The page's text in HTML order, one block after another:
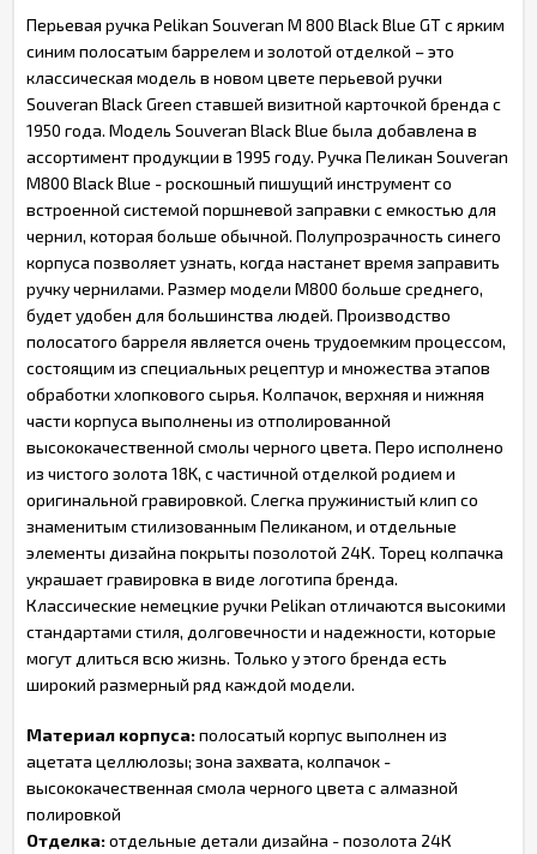
Перьевая ручка Pelikan Souveran M 800 Black Blue GT с ярким
синим полосатым баррелем и золотой отделкой – это
классическая модель в новом цвете перьевой ручки
Souveran Black Green ставшей визитной карточкой бренда с
1950 года. Модель Souveran Black Blue была добавлена в
ассортимент продукции в 1995 году. Ручка Пеликан Souveran
M800 Black Blue - роскошный пишущий инструмент со
встроенной системой поршневой заправки с емкостью для
чернил, которая больше обычной. Полупрозрачность синего
корпуса позволяет узнать, когда настанет время заправить
ручку чернилами. Размер модели M800 больше среднего,
будет удобен для большинства людей. Производство
полосатого барреля является очень трудоемким процессом,
состоящим из специальных рецептур и множества этапов
обработки хлопкового сырья. Колпачок, верхняя и нижняя
части корпуса выполнены из отполированной
высококачественной смолы черного цвета. Перо исполнено
из чистого золота 18K, с частичной отделкой родием и
оригинальной гравировкой. Слегка пружинистый клип со
знаменитым стилизованным Пеликаном, и отдельные
элементы дизайна покрыты позолотой 24К. Торец колпачка
украшает гравировка в виде логотипа бренда.
Классические немецкие ручки Pelikan отличаются высокими
стандартами стиля, долговечности и надежности, которые
могут длиться всю жизнь. Только у этого бренда есть
широкий размерный ряд каждой модели.
Материал корпуса:полосатый корпус выполнен из
ацетата целлюлозы; зона захвата, колпачок -
высококачественная смола черного цвета с алмазной
полировкой
Отделка:отдельные детали дизайна - позолота 24К